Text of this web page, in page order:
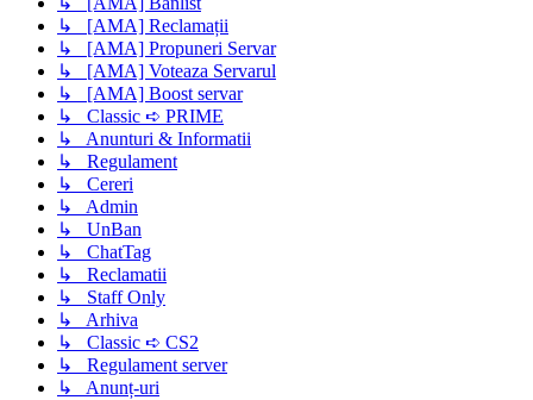
↳ [AMA] Reclamații
↳ [AMA] Propuneri Servar
↳ [AMA] Voteaza Servarul
↳ [AMA] Boost servar
↳ Classic ➪ PRIME
↳ Anunturi & Informatii
↳ Regulament
↳ Cereri
↳ Admin
↳ UnBan
↳ ChatTag
↳ Reclamatii
↳ Staff Only
↳ Arhiva
↳ Classic ➪ CS2
↳ Regulament server
↳ Anunț-uri